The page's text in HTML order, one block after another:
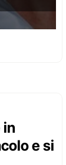
in
e si